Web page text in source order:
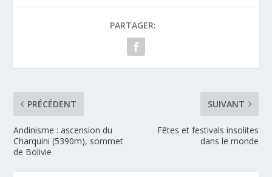
PARTAGER:
PRÉCÉDENT
Andinisme : ascension du
Charquini (5390m), sommet
de Bolivie
SUIVANT
Fêtes et festivals insolites
dans le monde